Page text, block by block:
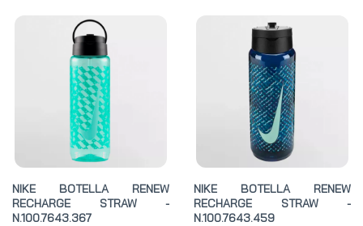
NIKE BOTELLA RENEW
RECHARGE STRAW -
N.100.7643.367
NIKE BOTELLA RENEW
RECHARGE STRAW -
N.100.7643.459